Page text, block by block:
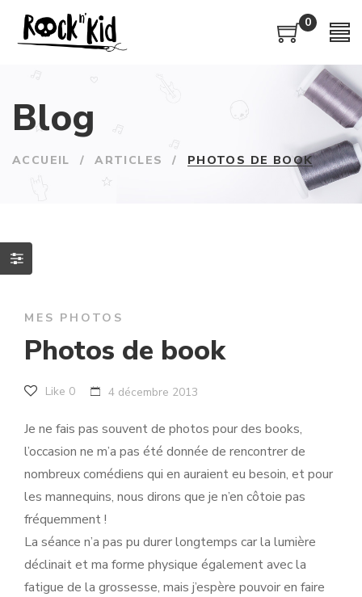
0
Blog
ACCUEIL / ARTICLES / PHOTOS DE BOOK
MES PHOTOS
Photos de book
Like 0 4 décembre 2013
Je ne fais pas souvent de photos pour des books,
l’occasion ne m’a pas été donnée de rencontrer de
nombreux comédiens qui en auraient eu besoin, et pour
les mannequins, nous dirons que je n’en côtoie pas
fréquemment !
La séance n’a pas pu durer longtemps car la lumière
déclinait et ma forme physique également avec la
fatigue de la grossesse, mais j’espère pouvoir en faire